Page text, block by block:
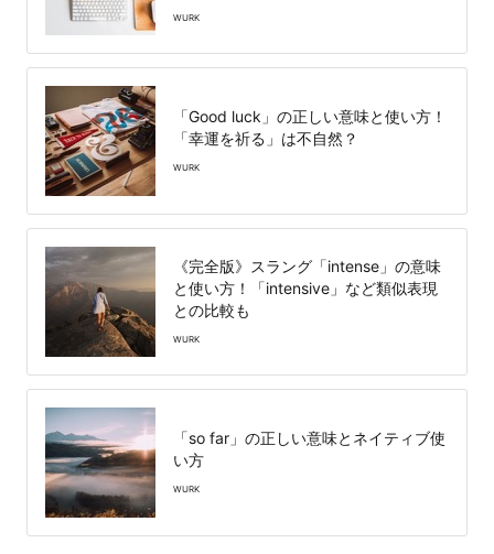
WURK
「Good luck」の正しい意味と使い方！
「幸運を祈る」は不自然？
WURK
《完全版》スラング「intense」の意味
と使い方！「intensive」など類似表現
との比較も
WURK
「so far」の正しい意味とネイティブ使
い方
WURK